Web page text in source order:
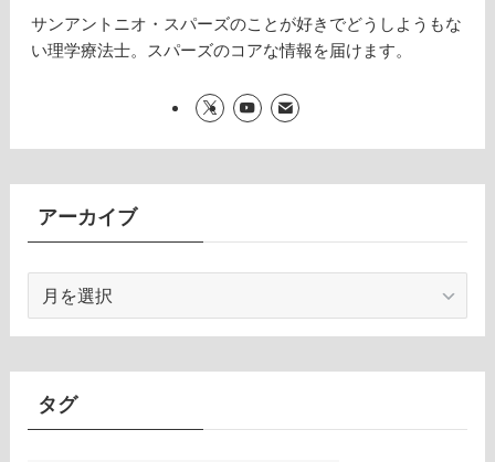
サンアントニオ・スパーズのことが好きでどうしようもな
い理学療法士。スパーズのコアな情報を届けます。
アーカイブ
カ
イ
タグ